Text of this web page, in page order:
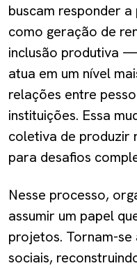
buscam responder
como geração de
inclusão produtiva
atua em um nível
relações entre
instituições. Essa
coletiva de produzir
para desafios
Nesse processo,
assumir um papel
projetos. Tornam-
sociais,